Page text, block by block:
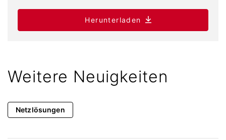
Herunterladen
Weitere Neuigkeiten
Netzlösungen